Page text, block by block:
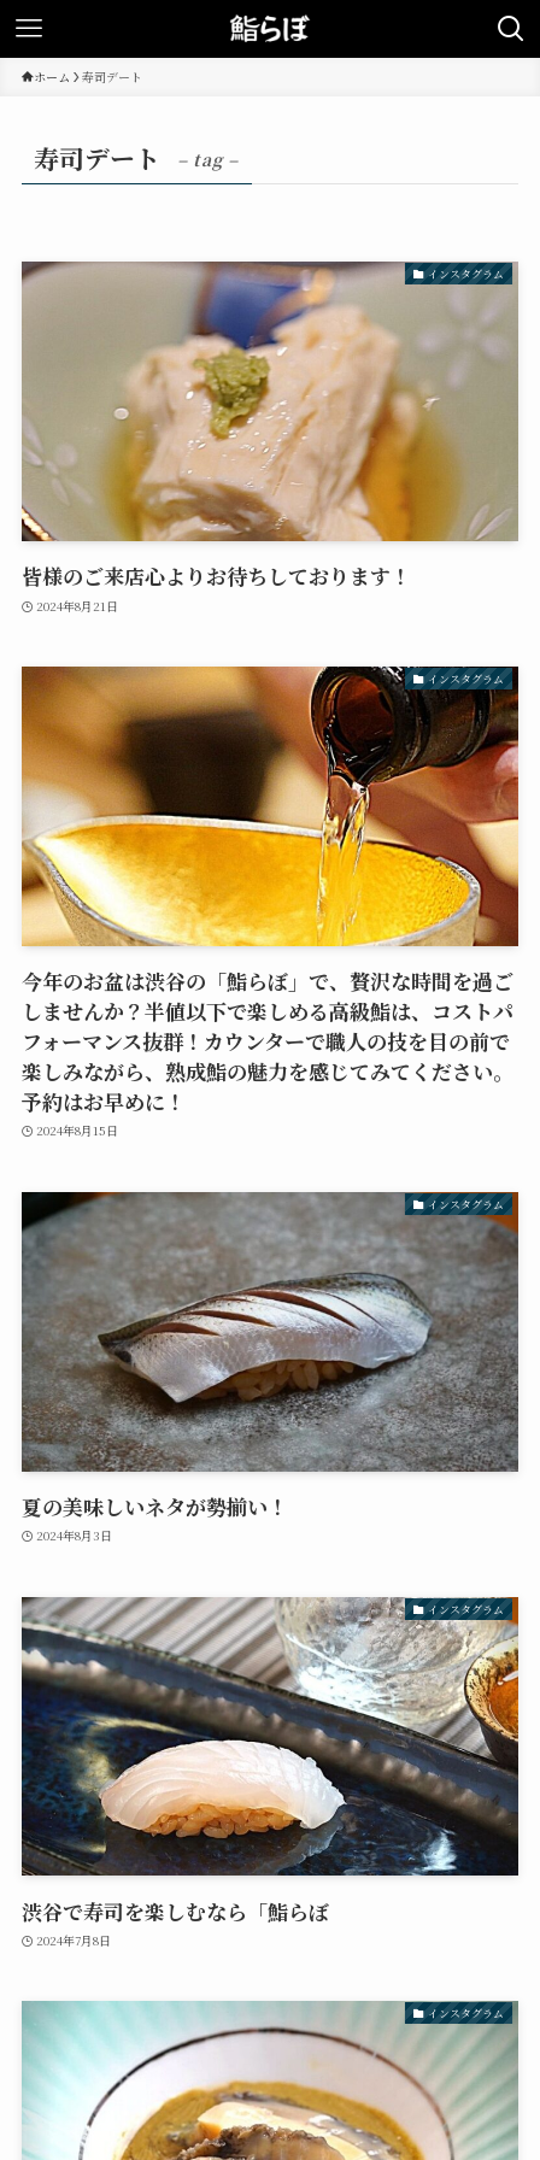
ホーム 寿司デート
寿司デート – tag –
インスタグラム
皆様のご来店心よりお待ちしております！
2024年8月21日
インスタグラム
今年のお盆は渋谷の「鮨らぼ」で、贅沢な時間を過ご
しませんか？半値以下で楽しめる高級鮨は、コストパ
フォーマンス抜群！カウンターで職人の技を目の前で
楽しみながら、熟成鮨の魅力を感じてみてください。
予約はお早めに！
2024年8月15日
インスタグラム
夏の美味しいネタが勢揃い！
2024年8月3日
インスタグラム
渋谷で寿司を楽しむなら「鮨らぼ
2024年7月8日
インスタグラム